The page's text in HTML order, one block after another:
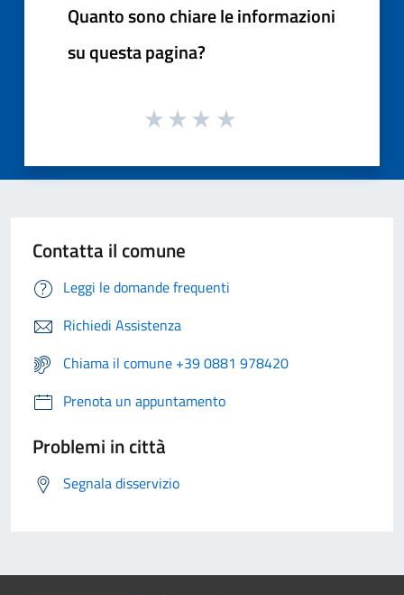
Quanto sono chiare le informazioni
su questa pagina?
Contatta il comune
Leggi le domande frequenti
Richiedi Assistenza
Chiama il comune +39 0881 978420
Prenota un appuntamento
Problemi in città
Segnala disservizio